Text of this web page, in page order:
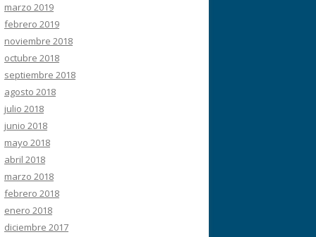
marzo 2019
febrero 2019
noviembre 2018
octubre 2018
septiembre 2018
agosto 2018
julio 2018
junio 2018
mayo 2018
abril 2018
marzo 2018
febrero 2018
enero 2018
diciembre 2017